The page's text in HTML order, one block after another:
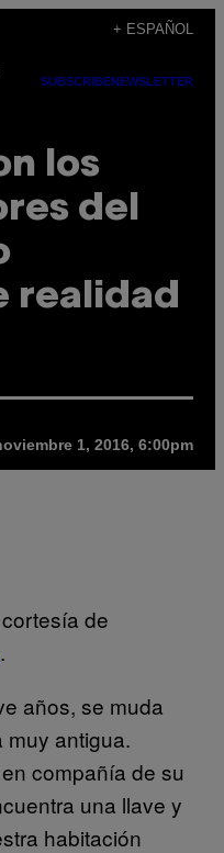
+ ESPAÑOL
SUBSCRIBENEWSLETTER
los
del
realidad
1, 2016, 6:00pm
de
.
años, se muda
antigua.
compañía de su
una llave y
habitación